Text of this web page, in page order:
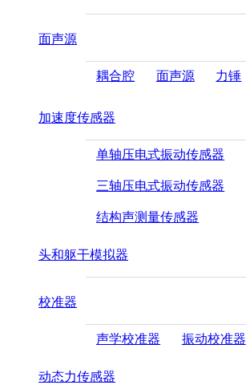
面声源
耦合腔 面声源 力锤
加速度传感器
单轴压电式振动传感器
三轴压电式振动传感器
结构声测量传感器
头和躯干模拟器
校准器
声学校准器 振动校准器
动态力传感器